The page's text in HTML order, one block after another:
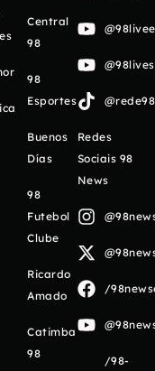
Central
98
98
Esportes
Buenos
Días
98
Futebol
Clube
Ricardo
Amado
Catimba
98
Redes
Sociais 98
News
/
/98-